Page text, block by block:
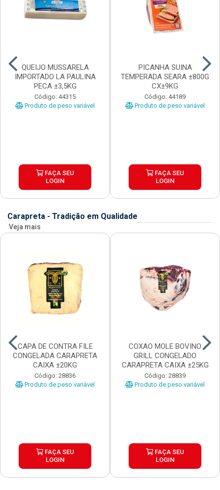
QUEIJO MUSSARELA
IMPORTADO LA PAULINA
PECA ±3,5KG
Código: 44315
Produto de peso variável
FAÇA SEU
LOGIN
PICANHA SUINA
TEMPERADA SEARA ±800G
CX±9KG
Código: 44189
Produto de peso variável
FAÇA SEU
LOGIN
Carapreta - Tradição em Qualidade
Veja mais
CAPA DE CONTRA FILE
CONGELADA CARAPRETA
CAIXA ±20KG
Código: 28836
Produto de peso variável
FAÇA SEU
LOGIN
COXAO MOLE BOVINO
GRILL CONGELADO
CARAPRETA CAIXA ±25KG
Código: 28839
Produto de peso variável
FAÇA SEU
LOGIN